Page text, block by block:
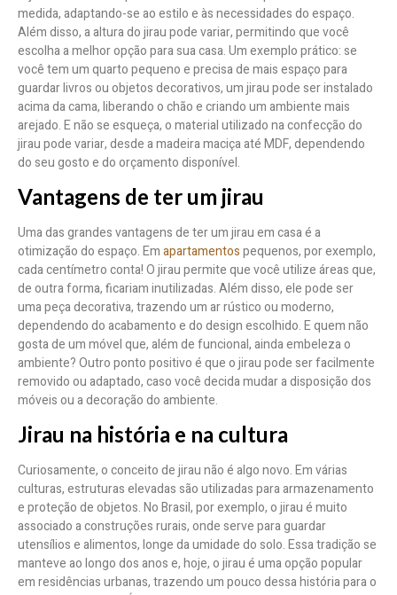
medida, adaptando-se ao estilo e às necessidades do espaço.
Além disso, a altura do jirau pode variar, permitindo que você
escolha a melhor opção para sua casa. Um exemplo prático: se
você tem um quarto pequeno e precisa de mais espaço para
guardar livros ou objetos decorativos, um jirau pode ser instalado
acima da cama, liberando o chão e criando um ambiente mais
arejado. E não se esqueça, o material utilizado na confecção do
jirau pode variar, desde a madeira maciça até MDF, dependendo
do seu gosto e do orçamento disponível.
Vantagens de ter um jirau
Uma das grandes vantagens de ter um jirau em casa é a
otimização do espaço. Emapartamentospequenos, por exemplo,
cada centímetro conta! O jirau permite que você utilize áreas que,
de outra forma, ficariam inutilizadas. Além disso, ele pode ser
uma peça decorativa, trazendo um ar rústico ou moderno,
dependendo do acabamento e do design escolhido. E quem não
gosta de um móvel que, além de funcional, ainda embeleza o
ambiente? Outro ponto positivo é que o jirau pode ser facilmente
removido ou adaptado, caso você decida mudar a disposição dos
móveis ou a decoração do ambiente.
Jirau na história e na cultura
Curiosamente, o conceito de jirau não é algo novo. Em várias
culturas, estruturas elevadas são utilizadas para armazenamento
e proteção de objetos. No Brasil, por exemplo, o jirau é muito
associado a construções rurais, onde serve para guardar
utensílios e alimentos, longe da umidade do solo. Essa tradição se
manteve ao longo dos anos e, hoje, o jirau é uma opção popular
em residências urbanas, trazendo um pouco dessa história para o